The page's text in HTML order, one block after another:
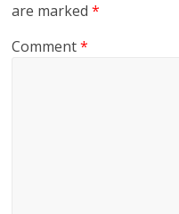
are marked*
Comment*